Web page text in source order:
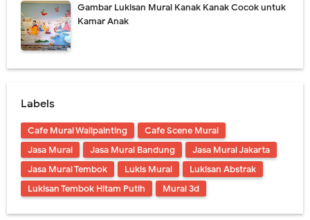
Gambar Lukisan Mural Kanak Kanak Cocok untuk
Kamar Anak
Labels
Cafe Mural Wallpainting
Cafe Scene Mural
Jasa Mural
Jasa Mural Bandung
Jasa Mural Jakarta
Jasa Mural Tembok
Lukis Mural
Lukisan Abstrak
Lukisan Tembok Hitam Putih
Mural 3d